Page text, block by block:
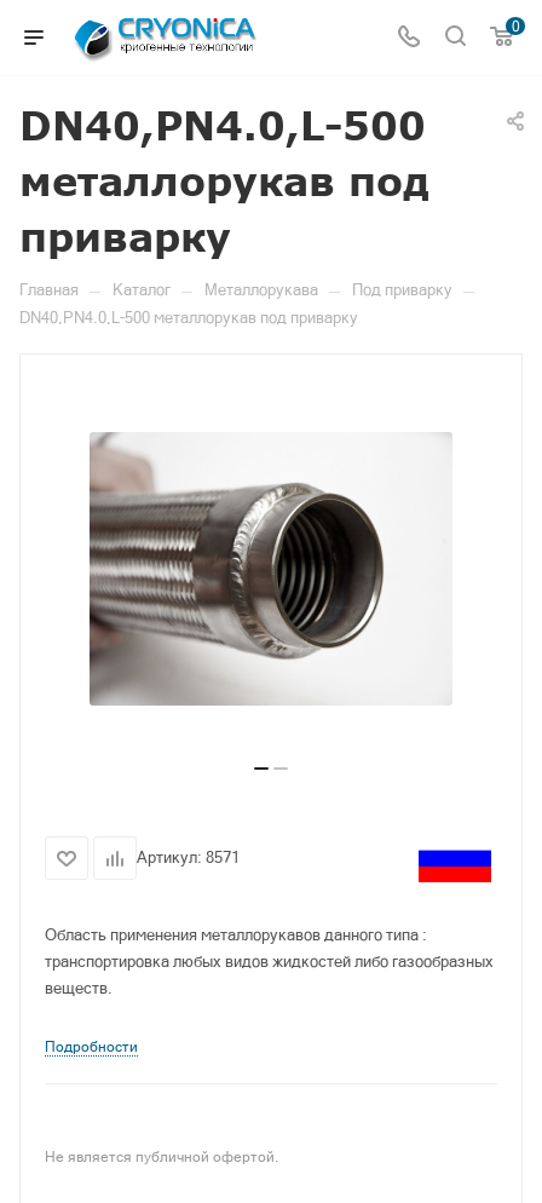
0
DN40,PN4.0,L-500
металлорукав под
приварку
Главная — Каталог — Металлорукава — Под приварку —
DN40,PN4.0,L-500 металлорукав под приварку
Артикул: 8571
Область применения металлорукавов данного типа :
транспортировка любых видов жидкостей либо газообразных
веществ.
Подробности
Не является публичной офертой.